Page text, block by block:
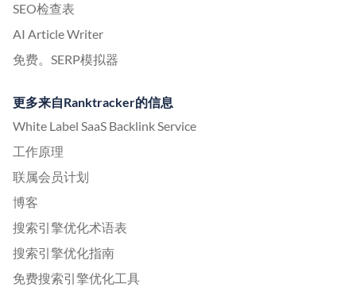
SEO检查表
AI Article Writer
免费。SERP模拟器
更多来自Ranktracker的信息
White Label SaaS Backlink Service
工作原理
联属会员计划
博客
搜索引擎优化术语表
搜索引擎优化指南
免费搜索引擎优化工具